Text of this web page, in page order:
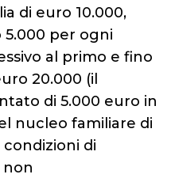
di euro 10.000,
per ogni
al primo e fino
20.000 (il
di 5.000 euro in
nucleo familiare di
di
non